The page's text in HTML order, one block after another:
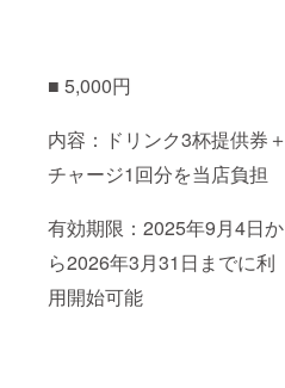
■ 5,000円
内容：ドリンク3杯提供券＋
チャージ1回分を当店負担
有効期限：2025年9月4日か
ら2026年3月31日までに利
用開始可能